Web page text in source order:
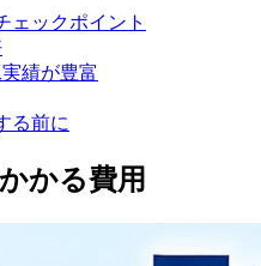
ェックポイント
績が豊富
る前に
かる費用